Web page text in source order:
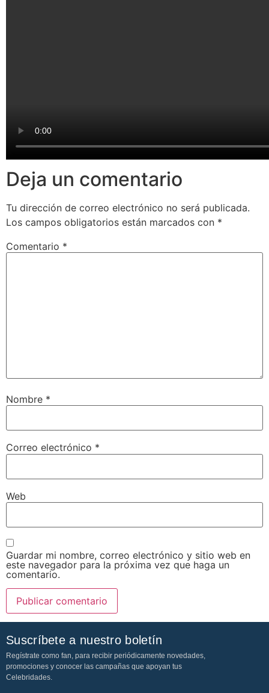
Deja un comentario
Tu dirección de correo electrónico no será publicada.
Los campos obligatorios están marcados con *
Comentario *
Nombre *
Correo electrónico *
Web
Guardar mi nombre, correo electrónico y sitio web en
este navegador para la próxima vez que haga un
comentario.
Suscríbete a nuestro boletín
Regístrate como fan, para recibir periódicamente novedades,
promociones y conocer las campañas que apoyan tus
Celebridades.